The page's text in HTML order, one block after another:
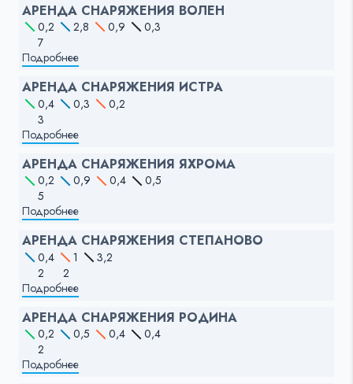
АРЕНДА СНАРЯЖЕНИЯ ВОЛЕН
0,2 2,8 0,9
0,3
7
Подробнее
АРЕНДА СНАРЯЖЕНИЯ ИСТРА
0,4 0,3
0,2
3
Подробнее
АРЕНДА СНАРЯЖЕНИЯ ЯХРОМА
0,2 0,9 0,4
0,5
5
Подробнее
АРЕНДА СНАРЯЖЕНИЯ СТЕПАНОВО
0,4 1
3,2
2
2
Подробнее
АРЕНДА СНАРЯЖЕНИЯ РОДИНА
0,2 0,5 0,4
0,4
2
Подробнее